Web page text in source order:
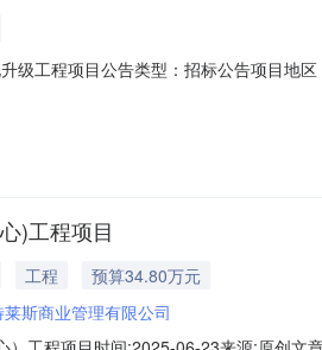
级工程项目公告类型：招标公告项目地
)工程项目
工程
预算34.80万元
斯商业管理有限公司